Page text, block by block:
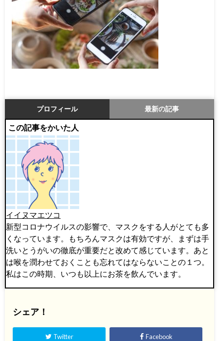
プロフィール 最新の記事
この記事をかいた人
イイヌマエツコ
新型コロナウイルスの影響で、マスクをする人がとても多
くなっています。もちろんマスクは有効ですが、まずは手
洗いとうがいの徹底が重要だと改めて感じています。あと
は喉を潤わせておくことも忘れてはならないことの１つ。
私はこの時期、いつも以上にお茶を飲んでいます。
シェア！
Twitter Facebook